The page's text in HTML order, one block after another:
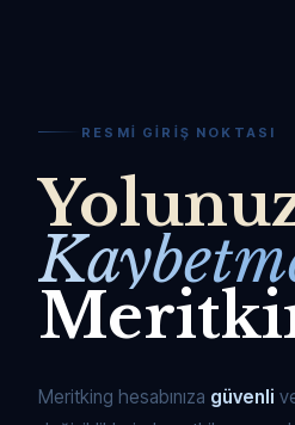
RESMI GIRIŞ NOKTASI
Meritking hesabınıza güvenli